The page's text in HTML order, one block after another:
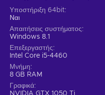
Υποστήριξη 64bit
Ναι
Απαιτήσεις συστήματος
Windows 8.1
Επεξεργαστής
Intel Core i5-4460
Μνήμη
8 GB RAM
Γραφικά
NVIDIA GTX 1050 Ti